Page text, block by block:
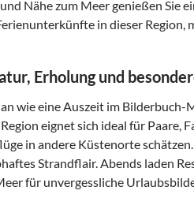
Nähe zum Meer genießen Sie
in dieser
Erholung und
wie eine Auszeit im
eignet sich ideal für Paare,
in andere Küstenorte
Strandflair. Abends laden
für unvergessliche